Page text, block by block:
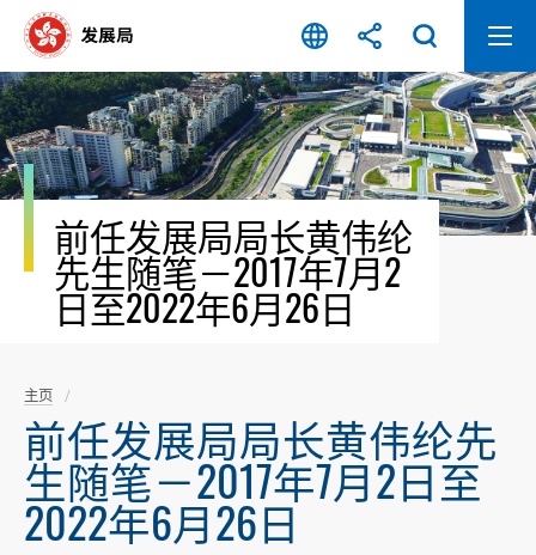
容
开
始
前任发展局局长黄伟纶
先生随笔－2017年7月2
日至2022年6月26日
主页
前任发展局局长黄伟纶先
生随笔－2017年7月2日至
2022年6月26日